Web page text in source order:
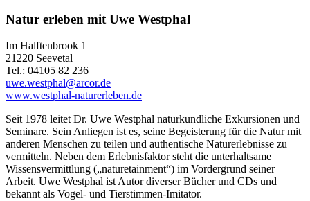
Natur erleben mit Uwe Westphal
Im Halftenbrook 1
21220 Seevetal
Tel.: 04105 82 236
uwe.westphal@arcor.de
www.westphal-naturerleben.de
Seit 1978 leitet Dr. Uwe Westphal naturkundliche Exkursionen und
Seminare. Sein Anliegen ist es, seine Begeisterung für die Natur mit
anderen Menschen zu teilen und authentische Naturerlebnisse zu
vermitteln. Neben dem Erlebnisfaktor steht die unterhaltsame
Wissensvermittlung („naturetainment“) im Vordergrund seiner
Arbeit. Uwe Westphal ist Autor diverser Bücher und CDs und
bekannt als Vogel- und Tierstimmen-Imitator.